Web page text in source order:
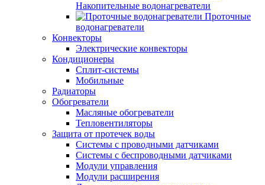
Накопительные водонагреватели
Проточные
водонагреватели
Конвекторы
Электрические конвекторы
Кондиционеры
Сплит-системы
Мобильные
Радиаторы
Обогреватели
Масляные обогреватели
Тепловентиляторы
Защита от протечек воды
Системы с проводными датчиками
Системы с беспроводными датчиками
Модули управления
Модули расширения